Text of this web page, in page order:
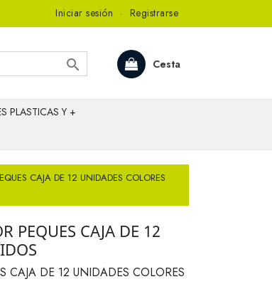
Iniciar sesión · Registrarse
Cesta

PLASTICAS Y +
CAJA DE 12 UNIDADES COLORES
PEQUES CAJA DE 12
CAJA DE 12 UNIDADES COLORES